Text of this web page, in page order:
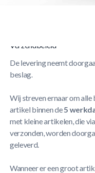
Verzendbeleid
De levering neemt
beslag.
Wij streven ernaar om
artikel binnen de5
met kleine artikelen, die
verzonden, worden
geleverd.
Wanneer er een groot